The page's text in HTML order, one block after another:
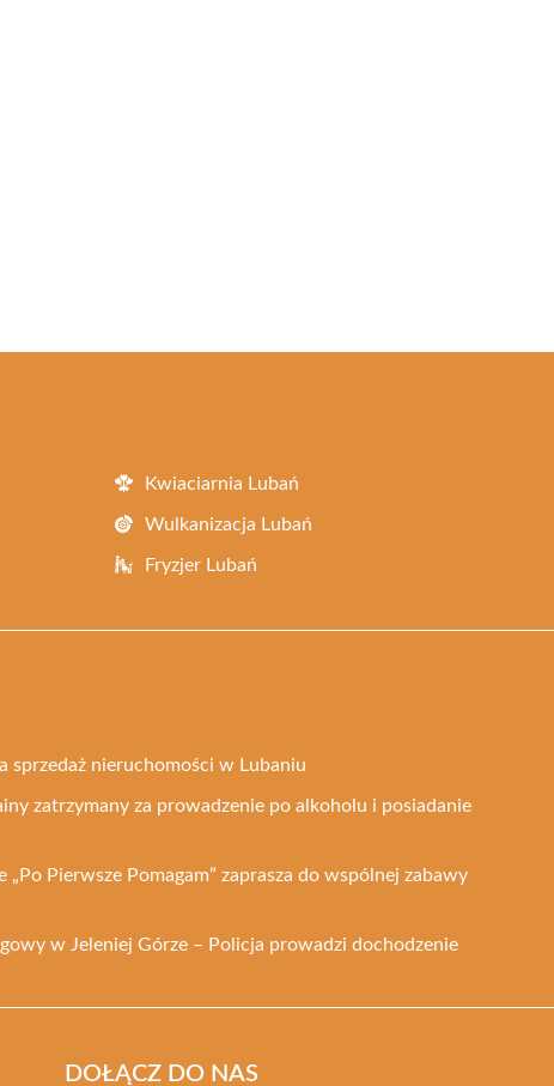
Kwiaciarnia Lubań
Wulkanizacja Lubań
Fryzjer Lubań
sprzedaż nieruchomości w Lubaniu
zatrzymany za prowadzenie po alkoholu i posiadanie
Pierwsze Pomagam” zaprasza do wspólnej zabawy
w Jeleniej Górze – Policja prowadzi dochodzenie
DOŁĄCZ DO NAS